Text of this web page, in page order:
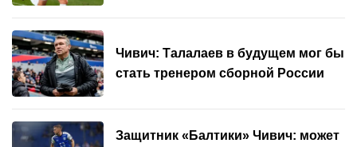
Чивич: Талалаев в будущем мог бы
стать тренером сборной России
Защитник «Балтики» Чивич: может